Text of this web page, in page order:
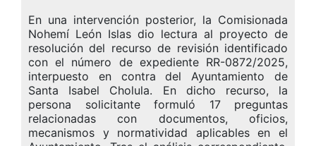
En una intervención posterior, la Comisionada
Nohemí León Islas dio lectura al proyecto de
resolución del recurso de revisión identificado
con el número de expediente RR-0872/2025,
interpuesto en contra del Ayuntamiento de
Santa Isabel Cholula. En dicho recurso, la
persona solicitante formuló 17 preguntas
relacionadas con documentos, oficios,
mecanismos y normatividad aplicables en el